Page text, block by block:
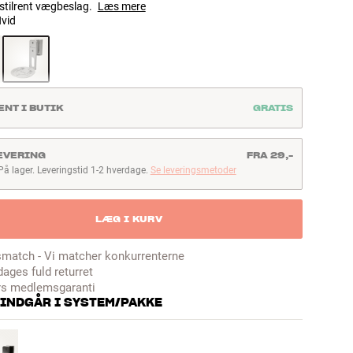
vægbeslag. Læs mere
I BUTIK GRATIS
lager. Leveringstid 1-2 hverdage
På lager. Leveringstid 1-2 hverdage. Se leveringsmetoder
FRA 29,-
LÆG I KURV
- Vi matcher konkurrenterne
fuld returret
medlemsgaranti
I SYSTEM/PAKKE